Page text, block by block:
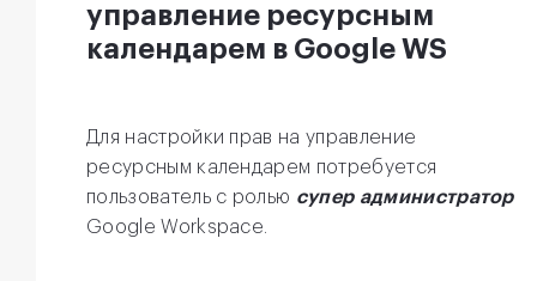
управление ресурсным
календарем в Google WS
Для настройки прав на управление
ресурсным календарем потребуется
пользователь с ролью супер администратор
Google Workspace.